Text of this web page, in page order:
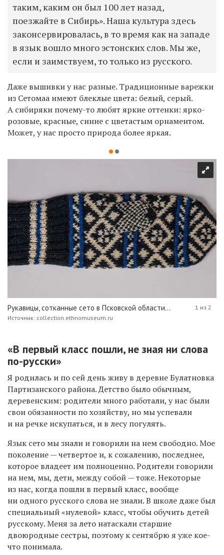
таким, каким он был 100 лет назад,
поезжайте в Сибирь». Наша культура здесь
законсервировалась, в то время как на западе
в язык вошло много эстонских слов. Мы же,
если и заимствуем, то только из русского.
Даже вышивки у нас разные. Традиционные варежки
из Сетомаа имеют блеклые цвета: белый, серый.
А сибиряки почему-то любят яркие оттенки: ярко-
розовые, красные, синие с цветастым орнаментом.
Может, у нас просто природа более яркая.
Рукавицы, сотканные сето в Псковской области...
Источник: collection.ethnomuseum.ru
1 из 2
«В первый класс пошли, не зная ни слова
по-русски»
Я родилась и по сей день живу в деревне Булатновка
Партизанского района. Детство было обычным,
деревенским: родители много работали, у нас были
свои обязанности по хозяйству, но мы успевали
и на речке искупаться, и в лесу погулять.
Язык сето мы знали и говорили на нем свободно. Мое
поколение — четвертое и, к сожалению, последнее,
которое владеет им полноценно. Родители говорили
на нем, мы, дети, между собой — тоже. Некоторые
из нас, когда пошли в первый класс, вообще
ни одного русского слова не знали. В школе даже был
специальный «нулевой» класс, чтобы обучить детей
русскому. Меня за лето натаскали старшие
двоюродные сестры, поэтому к сентябрю я уже кое-
что понимала.